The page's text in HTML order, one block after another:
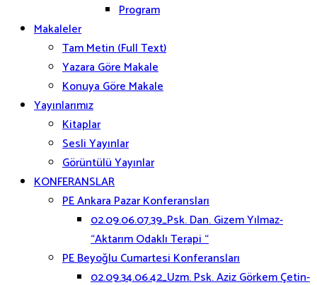
Program
Makaleler
Tam Metin (Full Text)
Yazara Göre Makale
Konuya Göre Makale
Yayınlarımız
Kitaplar
Sesli Yayınlar
Görüntülü Yayınlar
KONFERANSLAR
PE Ankara Pazar Konferansları
02.09.06.07.39_Psk. Dan. Gizem Yılmaz-
“Aktarım Odaklı Terapi “
PE Beyoğlu Cumartesi Konferansları
02.09.34.06.42_Uzm. Psk. Aziz Görkem Çetin-